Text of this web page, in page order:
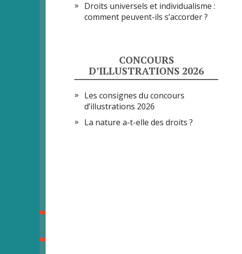
Droits universels et individualisme :
comment peuvent-ils s’accorder ?
CONCOURS
D’ILLUSTRATIONS 2026
Les consignes du concours
d’illustrations 2026
La nature a-t-elle des droits ?